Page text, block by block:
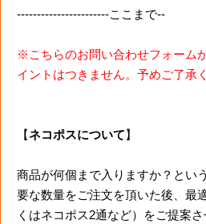
-----------------------ここまで--
※こちらのお問い合わせフォーム
イントはつきません。予めご了承
【ネコポスについて】
商品が何個まで入りますか？とい
要な数量をご注文を頂いた後、最
くはネコポス2通など）をご提案